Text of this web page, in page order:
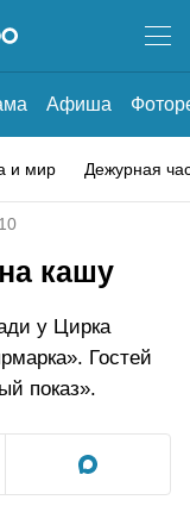
Афиша
и мир Дежурная
кашу
у Цирка
Гостей
показ».